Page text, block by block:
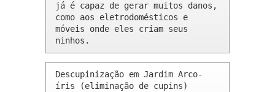
já é capaz de gerar muitos danos,
como aos eletrodomésticos e
móveis onde eles criam seus
ninhos.
Descupinização em Jardim Arco-
íris (eliminação de cupins)